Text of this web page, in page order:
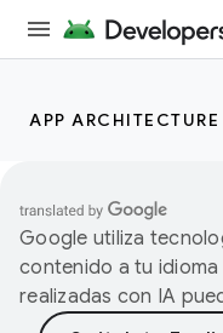
APP ARCHITECTURE
Google utiliza
contenido a tu
realizadas con IA